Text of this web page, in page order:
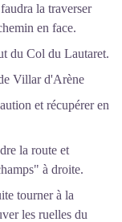
la traverser
en face.
du Col du Lautaret.
Villar d'Arène
et récupérer en
la route et
à droite.
tourner à la
les ruelles du